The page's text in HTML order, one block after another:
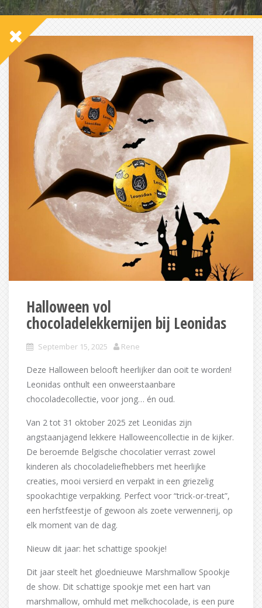
Halloween vol
chocoladelekkernijen bij Leonidas
September 15, 2025 Rene
Deze Halloween belooft heerlijker dan ooit te worden!
Leonidas onthult een onweerstaanbare
chocoladecollectie, voor jong… én oud.
Van 2 tot 31 oktober 2025 zet Leonidas zijn
angstaanjagend lekkere Halloweencollectie in de kijker.
De beroemde Belgische chocolatier verrast zowel
kinderen als chocoladeliefhebbers met heerlijke
creaties, mooi versierd en verpakt in een griezelig
spookachtige verpakking. Perfect voor “trick-or-treat”,
een herfstfeestje of gewoon als zoete verwennerij, op
elk moment van de dag.
Nieuw dit jaar: het schattige spookje!
Dit jaar steelt het gloednieuwe Marshmallow Spookje
de show. Dit schattige spookje met een hart van
marshmallow, omhuld met melkchocolade, is een pure